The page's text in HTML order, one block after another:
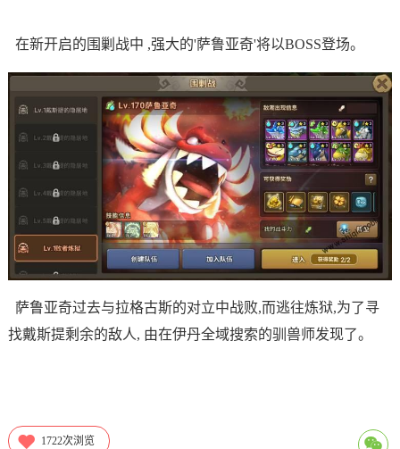
在新开启的围剿战中 ,强大的'萨鲁亚奇'将以BOSS登场。
萨鲁亚奇过去与拉格古斯的对立中战败,而逃往炼狱,为了寻
找戴斯提剩余的敌人, 由在伊丹全域搜索的驯兽师发现了。
1722次浏览